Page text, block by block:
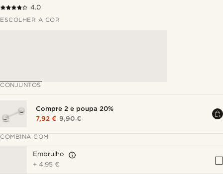
4.0
ESCOLHER A COR
CONJUNTOS
Compre 2 e poupa 20%
7,92 € 9,90 €
COMBINA COM
Embrulho
+4,95 €